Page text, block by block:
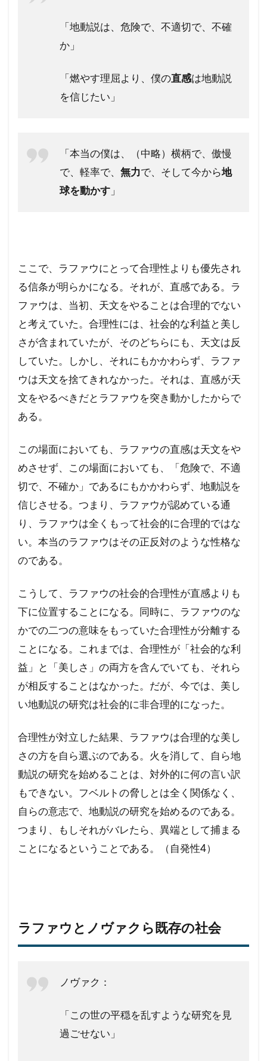
「地動説は、危険で、不適切で、不確
か」
「燃やす理屈より、僕の直感は地動説
を信じたい」
「本当の僕は、（中略）横柄で、傲慢
で、軽率で、 無力で、そして今から地
球を動かす 」
ここで、ラファウにとって合理性よりも優先され
る信条が明らかになる。それが、直感である。ラ
ファウは、当初、天文をやることは合理的でない
と考えていた。合理性には、社会的な利益と美し
さが含まれていたが、そのどちらにも、天文は反
していた。しかし、それにもかかわらず、ラファ
ウは天文を捨てきれなかった。それは、直感が天
文をやるべきだとラファウを突き動かしたからで
ある。
この場面においても、ラファウの直感は天文をや
めさせず、この場面においても、「危険で、不適
切で、不確か」であるにもかかわらず、地動説を
信じさせる。つまり、ラファウが認めている通
り、ラファウは全くもって社会的に合理的ではな
い。本当のラファウはその正反対のような性格な
のである。
こうして、ラファウの社会的合理性が直感よりも
下に位置することになる。同時に、ラファウのな
かでの二つの意味をもっていた合理性が分離する
ことになる。これまでは、合理性が「社会的な利
益」と「美しさ」の両方を含んでいても、それら
が相反することはなかった。だが、今では、美し
い地動説の研究は社会的に非合理的になった。
合理性が対立した結果、ラファウは合理的な美し
さの方を自ら選ぶのである。火を消して、自ら地
動説の研究を始めることは、対外的に何の言い訳
もできない。フベルトの脅しとは全く関係なく、
自らの意志で、地動説の研究を始めるのである。
つまり、もしそれがバレたら、異端として捕まる
ことになるということである。（自発性4）
ラファウとノヴァクら既存の社会
ノヴァク：
「この世の平穏を乱すような研究を見
過ごせない」